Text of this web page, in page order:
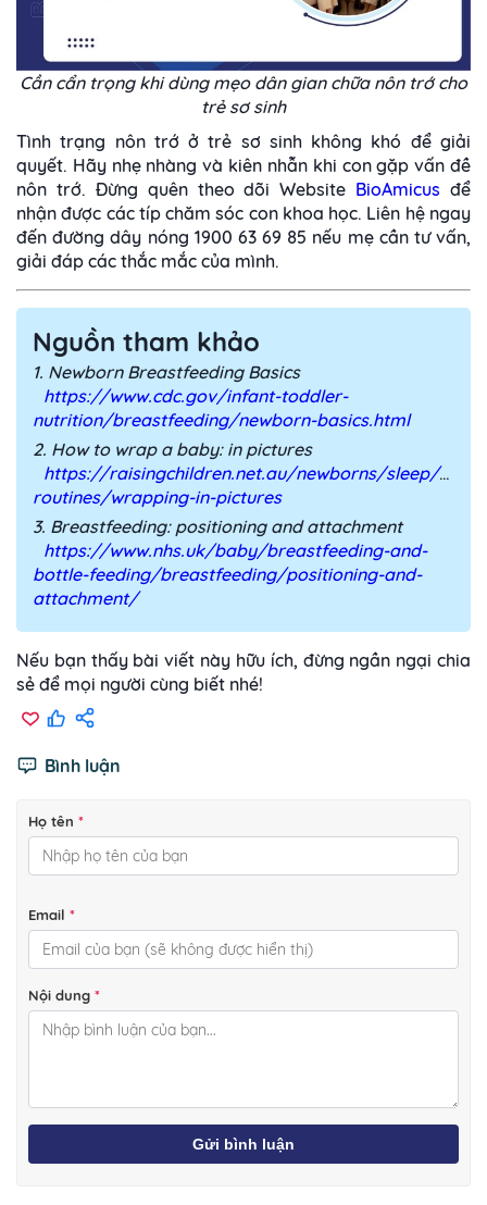
Cần cẩn trọng khi dùng mẹo dân gian chữa nôn trớ cho
trẻ sơ sinh
Tình trạng nôn trớ ở trẻ sơ sinh không khó để giải
quyết. Hãy nhẹ nhàng và kiên nhẫn khi con gặp vấn đề
nôn trớ. Đừng quên theo dõi Website BioAmicus để
nhận được các típ chăm sóc con khoa học. Liên hệ ngay
đến đường dây nóng 1900 63 69 85 nếu mẹ cần tư vấn,
giải đáp các thắc mắc của mình.
Nguồn tham khảo
1. Newborn Breastfeeding Basics
https://www.cdc.gov/infant-toddler-
nutrition/breastfeeding/newborn-basics.html
2. How to wrap a baby: in pictures
https://raisingchildren.net.au/newborns/sleep/
routines/wrapping-in-pictures
3. Breastfeeding: positioning and attachment
https://www.nhs.uk/baby/breastfeeding-and-
bottle-feeding/breastfeeding/positioning-and-
attachment/
Nếu bạn thấy bài viết này hữu ích, đừng ngần ngại chia
sẻ để mọi người cùng biết nhé!
Bình luận
Họ tên *
Email *
Nội dung *
Gửi bình luận